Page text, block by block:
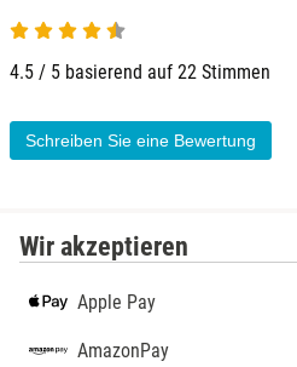
4.5 von 5
4.5 / 5 basierend auf 22 Stimmen
Schreiben Sie eine Bewertung
Wir akzeptieren
Apple Pay
AmazonPay
Düsseldorf
Erlangen
Frankfurt am Main